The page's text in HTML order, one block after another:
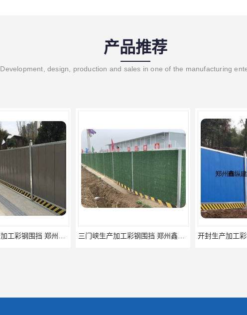
产品推荐
Development, design, production and sales in one of the manufacturing
三门峡生产加工彩钢围挡 郑州鑫纵 质量好 围挡加工 开封生产加工彩钢围挡 郑州鑫纵 质量好 鑫纵建材